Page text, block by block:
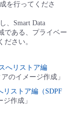
を行ってくださ
、Smart Data
である、プライベー
ださい。
へリストア編
のイメージ作成」
リストア編（SDPF
作成」